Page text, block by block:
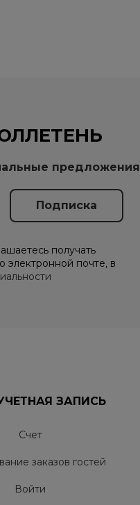
предложения
получать
почте, в
ЗАПИСЬ
Счет
заказов гостей
Войти